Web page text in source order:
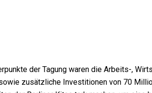
der Tagung waren die Arbeits-,
zusätzliche Investitionen von 70